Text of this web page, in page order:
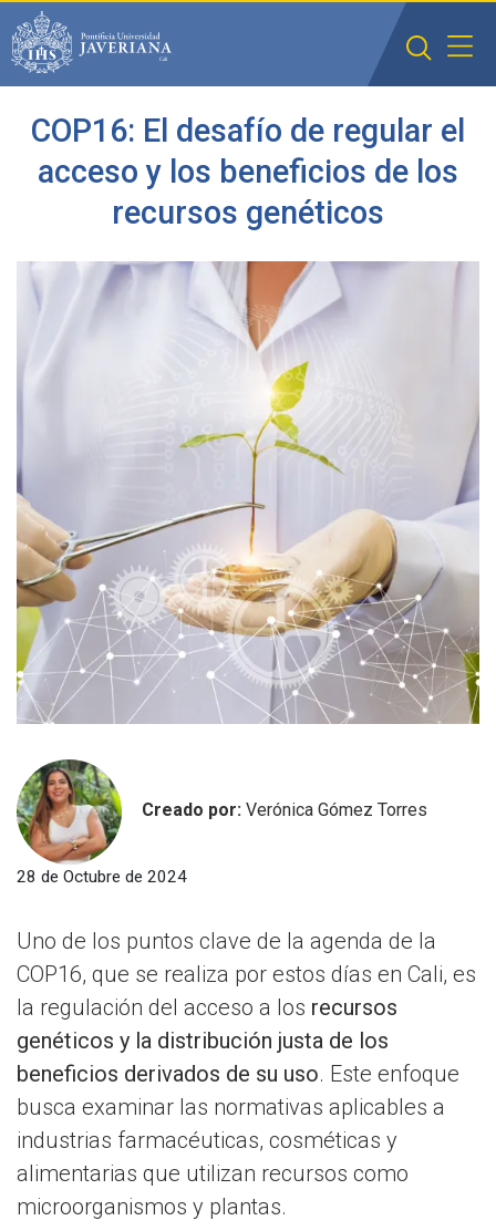
Saltar al contenido principal
COP16: El desafío de regular el
acceso y los beneficios de los
recursos genéticos
Creado por: Verónica Gómez Torres
28 de Octubre de 2024
Uno de los puntos clave de la agenda de la
COP16, que se realiza por estos días en Cali, es
la regulación del acceso a los recursos
genéticos y la distribución justa de los
beneficios derivados de su uso. Este enfoque
busca examinar las normativas aplicables a
industrias farmacéuticas, cosméticas y
alimentarias que utilizan recursos como
microorganismos y plantas.